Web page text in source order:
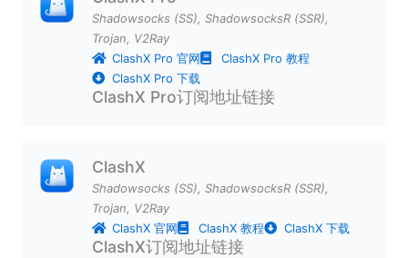
Shadowsocks (SS), ShadowsocksR (SSR),
Trojan, V2Ray
ClashX Pro 官网
ClashX Pro 教程
ClashX Pro 下载
ClashX Pro订阅地址链接
ClashX
Shadowsocks (SS), ShadowsocksR (SSR),
Trojan, V2Ray
ClashX 官网
ClashX 教程 ClashX 下载
ClashX订阅地址链接